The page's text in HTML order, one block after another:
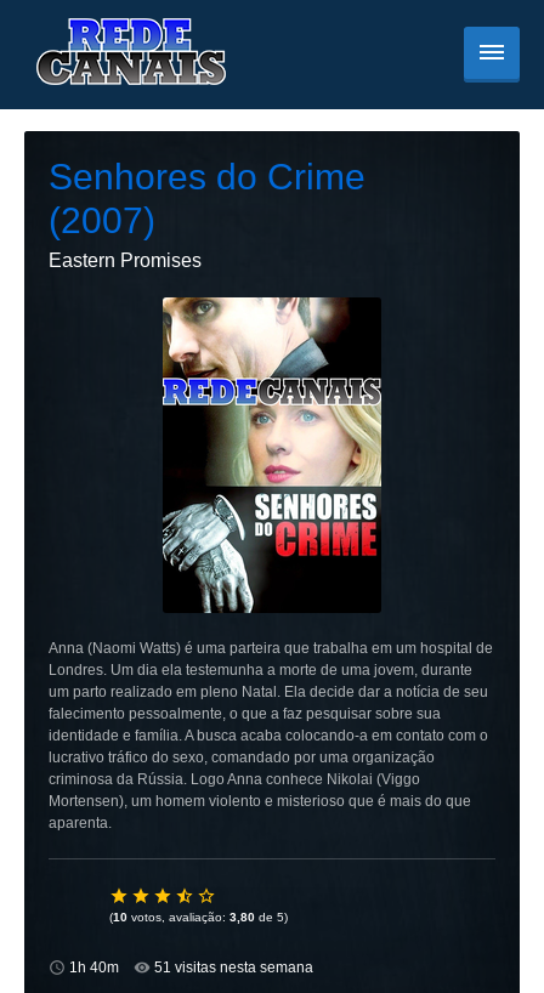
Senhores do Crime
(2007)
Eastern Promises
Anna (Naomi Watts) é uma parteira que trabalha em um hospital de
Londres. Um dia ela testemunha a morte de uma jovem, durante
um parto realizado em pleno Natal. Ela decide dar a notícia de seu
falecimento pessoalmente, o que a faz pesquisar sobre sua
identidade e família. A busca acaba colocando-a em contato com o
lucrativo tráfico do sexo, comandado por uma organização
criminosa da Rússia. Logo Anna conhece Nikolai (Viggo
Mortensen), um homem violento e misterioso que é mais do que
aparenta.
(10 votos, avaliação: 3,80 de 5)
1h 40m 51 visitas nesta semana